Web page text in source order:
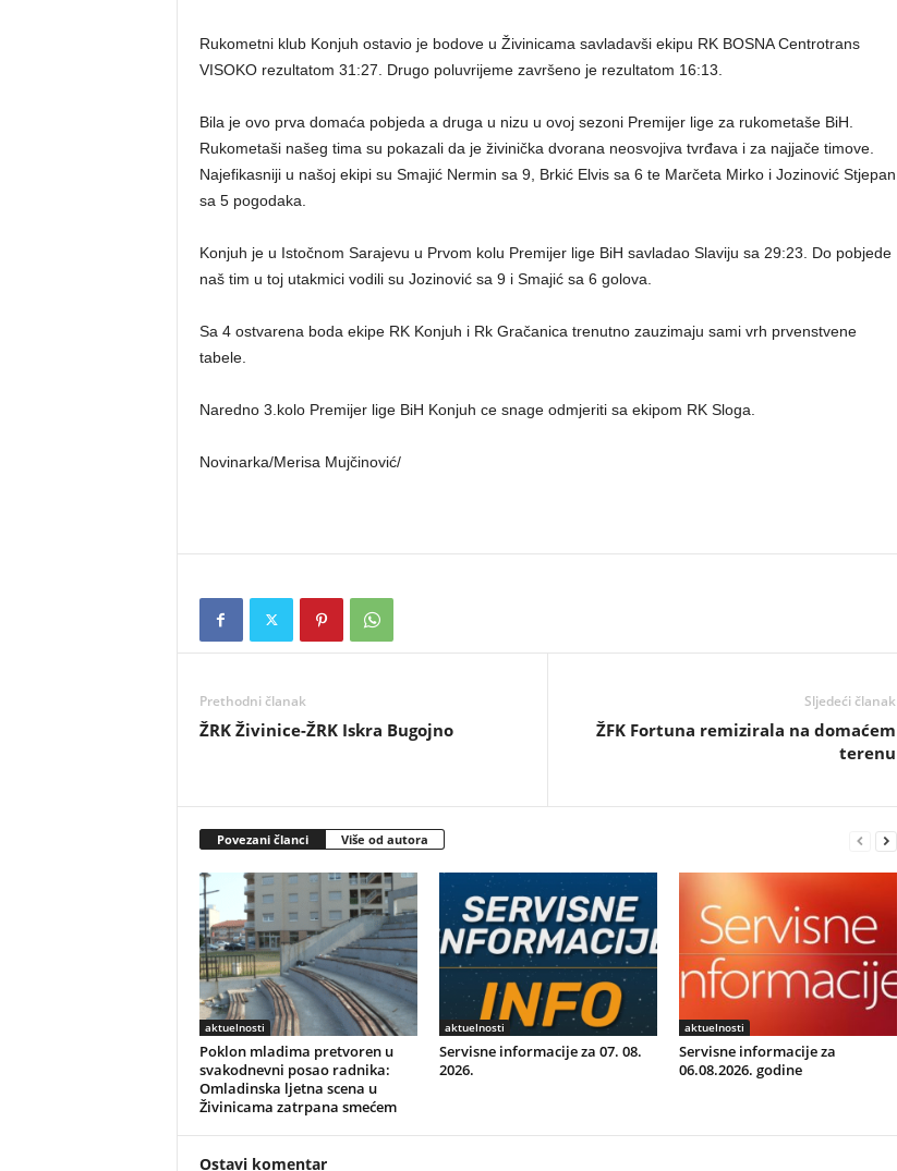
Rukometni klub Konjuh ostavio je bodove u Živinicama savladavši ekipu RK BOSNA Centrotrans
VISOKO rezultatom 31:27. Drugo poluvrijeme završeno je rezultatom 16:13.
Bila je ovo prva domaća pobjeda a druga u nizu u ovoj sezoni Premijer lige za rukometaše BiH.
Rukometaši našeg tima su pokazali da je živinička dvorana neosvojiva tvrđava i za najjače timove.
Najefikasniji u našoj ekipi su Smajić Nermin sa 9, Brkić Elvis sa 6 te Marčeta Mirko i Jozinović Stjepan
sa 5 pogodaka.
Konjuh je u Istočnom Sarajevu u Prvom kolu Premijer lige BiH savladao Slaviju sa 29:23. Do pobjede
naš tim u toj utakmici vodili su Jozinović sa 9 i Smajić sa 6 golova.
Sa 4 ostvarena boda ekipe RK Konjuh i Rk Gračanica trenutno zauzimaju sami vrh prvenstvene
tabele.
Naredno 3.kolo Premijer lige BiH Konjuh ce snage odmjeriti sa ekipom RK Sloga.
Novinarka/Merisa Mujčinović/
Prethodni članak
ŽRK Živinice-ŽRK Iskra Bugojno
Sljedeći članak
ŽFK Fortuna remizirala na domaćem
terenu
Povezani članci Više od autora
aktuelnosti
Poklon mladima pretvoren u
svakodnevni posao radnika:
Omladinska ljetna scena u
Živinicama zatrpana smećem
aktuelnosti
Servisne informacije za 07. 08.
2026.
aktuelnosti
Servisne informacije za
06.08.2026. godine
Ostavi komentar